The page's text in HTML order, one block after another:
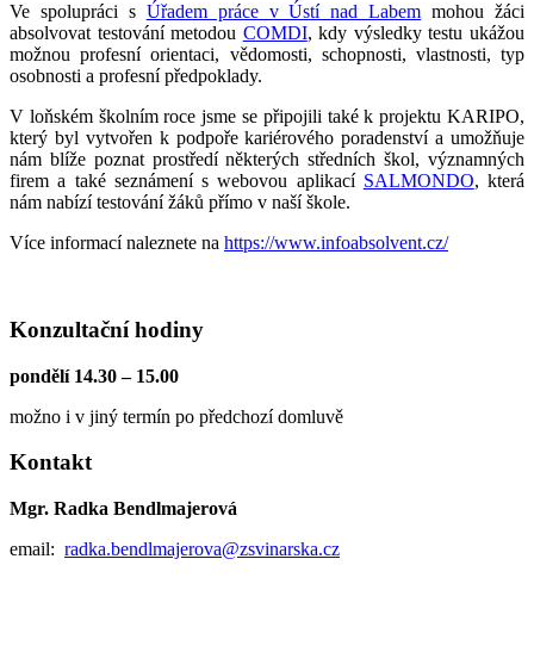
Ve spolupráci s Úřadem práce v Ústí nad Labem mohou žáci
absolvovat testování metodou COMDI, kdy výsledky testu ukážou
možnou profesní orientaci, vědomosti, schopnosti, vlastnosti, typ
osobnosti a profesní předpoklady.
V loňském školním roce jsme se připojili také k projektu KARIPO,
který byl vytvořen k podpoře kariérového poradenství a umožňuje
nám blíže poznat prostředí některých středních škol, významných
firem a také seznámení s webovou aplikací SALMONDO, která
nám nabízí testování žáků přímo v naší škole.
Více informací naleznete na https://www.infoabsolvent.cz/
Konzultační hodiny
pondělí 14.30 – 15.00
možno i v jiný termín po předchozí domluvě
Kontakt
Mgr. Radka Bendlmajerová
email: radka.bendlmajerova@zsvinarska.cz